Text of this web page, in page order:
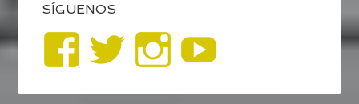
SÍGUENOS
Ver
perfil
Ver
perfil
Ver
perfil